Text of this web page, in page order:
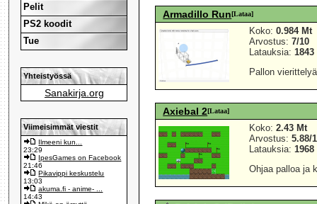
Pelit
PS2 koodit
Tue
Yhteistyössä
Sanakirja.org
Viimeisimmät viestit
Ilmeeni kun...
23:29
IpesGames on Facebook
21:46
Pikavippi keskustelu
13:03
akuma.fi - anime- ...
14:43
Armadillo Run[Lataa]
Koko:0.984 Mt
Arvostus:7/10
Latauksia:1843
Pallon
Axiebal 2[Lataa]
Koko:2.43 Mt
Arvostus:5.88/
Latauksia:1968
Ohjaa palloa ja